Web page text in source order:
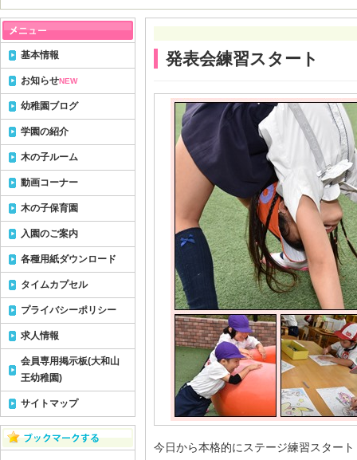
発表会練習スタート
今日から本格的にステージ練習スター
基本情報
お知らせNEW
幼稚園ブログ
学園の紹介
木の子ルーム
動画コーナー
木の子保育園
入園のご案内
各種用紙ダウンロード
タイムカプセル
プライバシーポリシー
求人情報
会員専用掲示板(大和山
王幼稚園)
サイトマップ